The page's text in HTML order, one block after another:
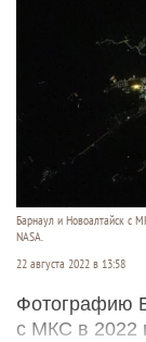
Барнаул и Новоалтайск с
NASA.
22 августа 2022 в 13:58
Фотографию
с МКС в 2022